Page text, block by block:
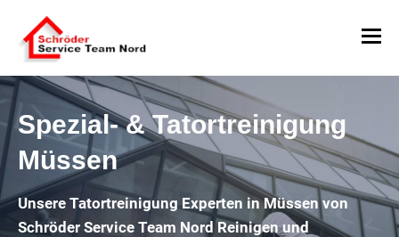
Spezial- & Tatortreinigung
Müssen
Unsere Tatortreinigung Experten in Müssen von
Schröder Service Team Nord Reinigen und